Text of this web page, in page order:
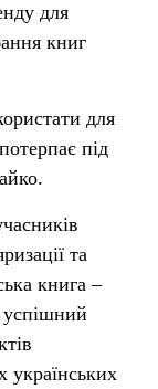
для
книг
для
під
та
книга –
успішний
українських